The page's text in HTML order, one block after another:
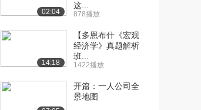
助】提出具体...
助】提出具体...
02:04
这...
878播放
14:18
【多恩布什《宏观
经济学》真题解析
班...
1422播放
开篇：一人公司全
景地图